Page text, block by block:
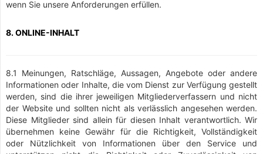
wenn Sie unsere Anforderungen erfüllen.
8. ONLINE-INHALT
8.1 Meinungen, Ratschläge, Aussagen, Angebote oder andere
Informationen oder Inhalte, die vom Dienst zur Verfügung gestellt
werden, sind die ihrer jeweiligen Mitgliederverfassern und nicht
der Website und sollten nicht als verlässlich angesehen werden.
Diese Mitglieder sind allein für diesen Inhalt verantwortlich. Wir
übernehmen keine Gewähr für die Richtigkeit, Vollständigkeit
oder Nützlichkeit von Informationen über den Service und